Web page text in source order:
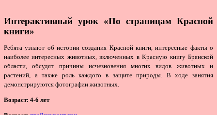
Интерактивный урок «По страницам Красной
книги»
Ребята узнают об истории создания Красной книги, интересные факты о
наиболее интересных животных, включенных в Красную книгу Брянской
области, обсудят причины исчезновения многих видов животных и
растений, а также роль каждого в защите природы. В ходе занятия
демонстрируются фотографии животных.
Возраст: 4-6 лет